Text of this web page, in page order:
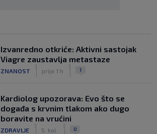
Izvanredno otkriće: Aktivni sastojak
Viagre zaustavlja metastaze
ZNANOST prije 1 h 1
Kardiolog upozorava: Evo što se
događa s krvnim tlakom ako dugo
boravite na vrućini
ZDRAVLJE 5. kol. 0